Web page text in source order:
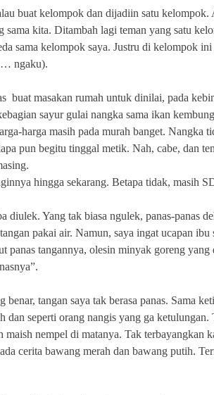
buat kelompok dan dijadiin satu kelompok.
sama kita. Ditambah lagi teman yang satu
sama kelompok saya. Justru di kelompok
ngaku).
buat masakan rumah untuk dinilai, pada
sayur gulai nangka sama ikan
harga masih pada murah banget. Nangka
pun begitu tinggal metik. Nah, cabe, dan
hingga sekarang. Betapa tidak, masih
diulek. Yang tak biasa ngulek, panas-panas
pakai air. Namun, saya ingat ucapan ibu
panas tangannya, olesin minyak goreng yang
tangan saya tak berasa panas. Sama
dan seperti orang nangis yang ga ketulungan.
maish nempel di matanya. Tak terbayangkan
cerita bawang merah dan bawang putih.